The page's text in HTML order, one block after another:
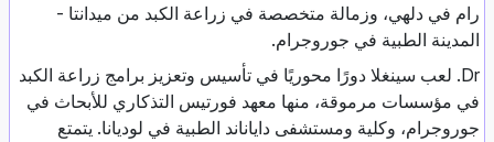
رام في دلهي، وزمالة متخصصة في زراعة الكبد من ميدانتا -
المدينة الطبية في جوروجرام.
Dr. لعب سينغلا دورًا محوريًا في تأسيس وتعزيز برامج زراعة الكبد
في مؤسسات مرموقة، منها معهد فورتيس التذكاري للأبحاث في
جوروجرام، وكلية ومستشفى داياناند الطبية في لوديانا. يتمتع